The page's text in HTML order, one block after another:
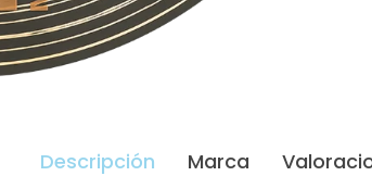
Descripción Marca